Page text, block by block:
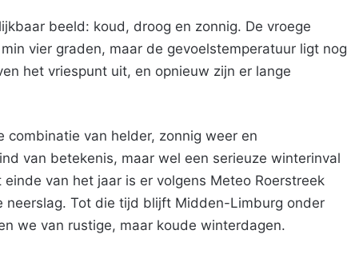
beeld: koud, droog en zonnig. De vroege
vier graden, maar de gevoelstemperatuur ligt nog
het vriespunt uit, en opnieuw zijn er lange
van helder, zonnig weer en
van betekenis, maar wel een serieuze winterinval
van het jaar is er volgens Meteo Roerstreek
Tot die tijd blijft Midden-Limburg onder
we van rustige, maar koude winterdagen.